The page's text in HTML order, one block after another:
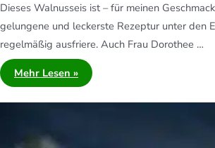
Dieses Walnusseis ist – für meinen
gelungene und leckerste Rezeptur unter den
regelmäßig ausfriere. Auch Frau Dorothee …
Mehr Lesen »